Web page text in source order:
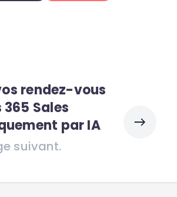
rendez-vous
Sales
par IA
suivant.